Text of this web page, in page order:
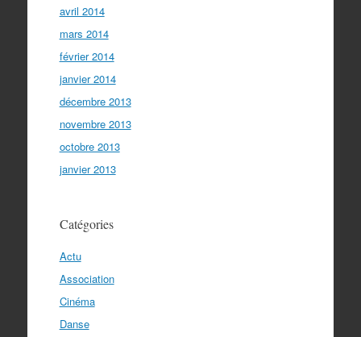
avril 2014
mars 2014
février 2014
janvier 2014
décembre 2013
novembre 2013
octobre 2013
janvier 2013
Catégories
Actu
Association
Cinéma
Danse